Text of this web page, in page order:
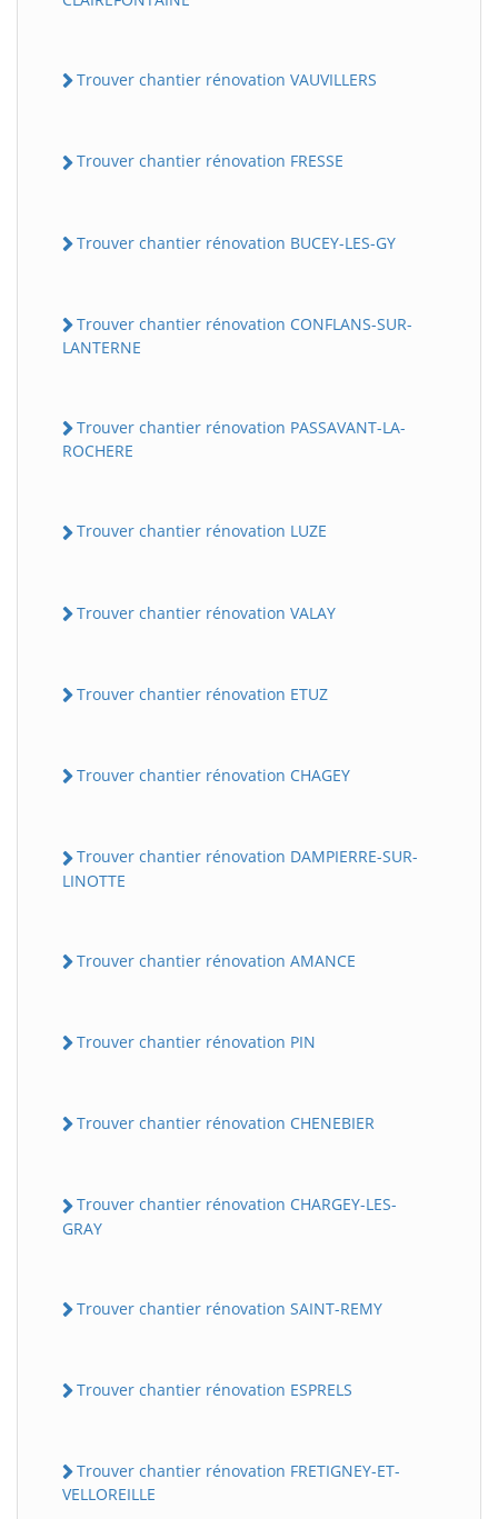
Trouver chantier rénovation VAUVILLERS
Trouver chantier rénovation FRESSE
Trouver chantier rénovation BUCEY-LES-GY
Trouver chantier rénovation CONFLANS-SUR-
LANTERNE
Trouver chantier rénovation PASSAVANT-LA-
ROCHERE
Trouver chantier rénovation LUZE
Trouver chantier rénovation VALAY
Trouver chantier rénovation ETUZ
Trouver chantier rénovation CHAGEY
Trouver chantier rénovation DAMPIERRE-SUR-
LINOTTE
Trouver chantier rénovation AMANCE
Trouver chantier rénovation PIN
Trouver chantier rénovation CHENEBIER
Trouver chantier rénovation CHARGEY-LES-
GRAY
Trouver chantier rénovation SAINT-REMY
Trouver chantier rénovation ESPRELS
Trouver chantier rénovation FRETIGNEY-ET-
VELLOREILLE